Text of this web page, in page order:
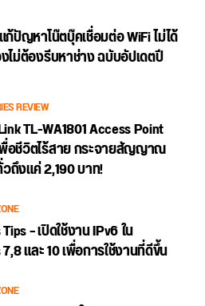
ปัญหาโน๊ตบุ๊คเชื่อมต่อ WiFi ไม่ได้
ไม่ต้องรีบหาช่าง ฉบับอัปเดตปี
REVIEW
TL-WA1801 Access Point
ชีวิตไร้สาย กระจายสัญญาณ
ถึงแค่ 2,190 บาท!
– เปิดใช้งาน IPv6 ใน
และ 10 เพื่อการใช้งานที่ดีขึ้น